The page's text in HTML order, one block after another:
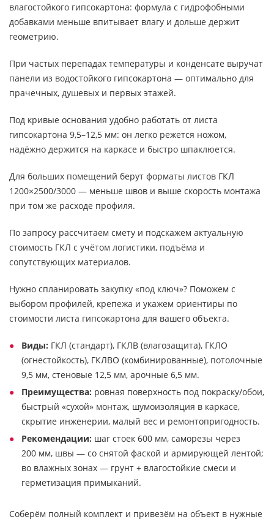
влагостойкого гипсокартона: формула с гидрофобными
добавками меньше впитывает влагу и дольше держит
геометрию.
При частых перепадах температуры и конденсате выручат
панели из водостойкого гипсокартона — оптимально для
прачечных, душевых и первых этажей.
Под кривые основания удобно работать от листа
гипсокартона 9,5–12,5 мм: он легко режется ножом,
надёжно держится на каркасе и быстро шпаклюется.
Для больших помещений берут форматы листов ГКЛ
1200×2500/3000 — меньше швов и выше скорость монтажа
при том же расходе профиля.
По запросу рассчитaем смету и подскажем актуальную
стоимость ГКЛ с учётом логистики, подъёма и
сопутствующих материалов.
Нужно спланировать закупку «под ключ»? Поможем с
выбором профилей, крепежа и укажем ориентиры по
стоимости листа гипсокартона для вашего объекта.
Виды: ГКЛ (стандарт), ГКЛВ (влагозащита), ГКЛО
(огнестойкость), ГКЛВО (комбинированные), потолочные
9,5 мм, стеновые 12,5 мм, арочные 6,5 мм.
Преимущества: ровная поверхность под покраску/обои,
быстрый «сухой» монтаж, шумоизоляция в каркасе,
скрытие инженерии, малый вес и ремонтопригодность.
Рекомендации: шаг стоек 600 мм, саморезы через
200 мм, швы — со снятой фаской и армирующей лентой;
во влажных зонах — грунт + влагостойкие смеси и
герметизация примыканий.
Соберём полный комплект и привезём на объект в нужные